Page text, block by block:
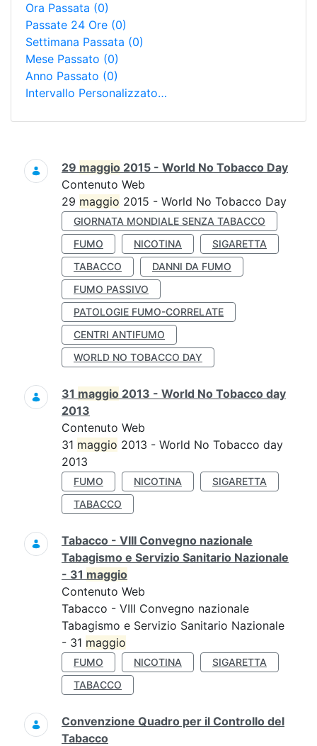
Ora Passata (0)
Passate 24 Ore (0)
Settimana Passata (0)
Mese Passato (0)
Anno Passato (0)
Intervallo Personalizzato…
Ricerca
29 maggio 2015 - World No Tobacco Day
Contenuto Web
29 maggio 2015 - World No Tobacco Day
GIORNATA MONDIALE SENZA TABACCO
FUMO
NICOTINA
SIGARETTA
TABACCO
DANNI DA FUMO
FUMO PASSIVO
PATOLOGIE FUMO-CORRELATE
CENTRI ANTIFUMO
WORLD NO TOBACCO DAY
31 maggio 2013 - World No Tobacco day
2013
Contenuto Web
31 maggio 2013 - World No Tobacco day
2013
FUMO NICOTINA
SIGARETTA
TABACCO
Tabacco - VIII Convegno nazionale
Tabagismo e Servizio Sanitario Nazionale
- 31 maggio
Contenuto Web
Tabacco - VIII Convegno nazionale
Tabagismo e Servizio Sanitario Nazionale
- 31 maggio
FUMO NICOTINA
SIGARETTA
TABACCO
Convenzione Quadro per il Controllo del
Tabacco